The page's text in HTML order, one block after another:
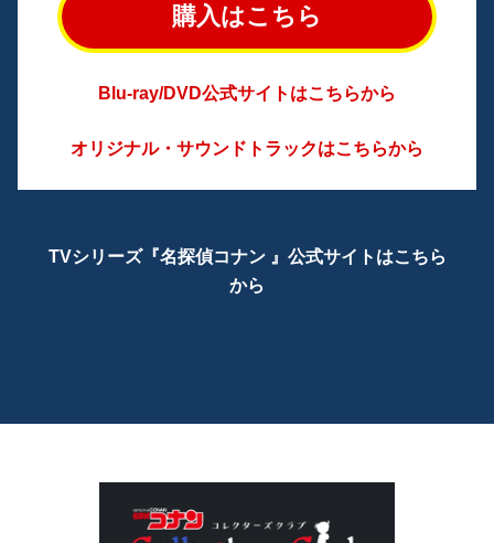
購入はこちら
Blu-ray/DVD公式サイトはこちらから
オリジナル・サウンドトラックはこちらから
TVシリーズ『名探偵コナン 』公式サイトはこちら
から